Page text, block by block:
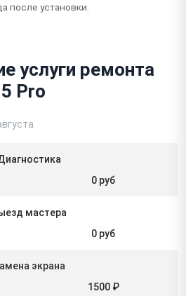
после установки.
услуги ремонта
Pro
0 руб
мастера
0 руб
экрана
1500 ₽